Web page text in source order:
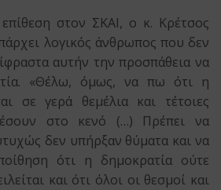
στον ΣΚΑΙ, ο κ. Κρέτσος
λογικός άνθρωπος που δεν
αυτήν την προσπάθεια να
«Θέλω, όμως, να πω ότι η
σε γερά θεμέλια και τέτοιες
στο κενό (…) Πρέπει να
δεν υπήρξαν θύματα και να
ότι η δημοκρατία ούτε
και ότι όλοι οι θεσμοί και